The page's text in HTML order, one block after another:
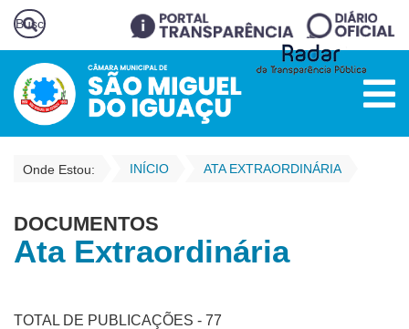
Onde Estou: INÍCIO ATA EXTRAORDINÁRIA
DOCUMENTOS
Ata Extraordinária
TOTAL DE PUBLICAÇÕES - 77